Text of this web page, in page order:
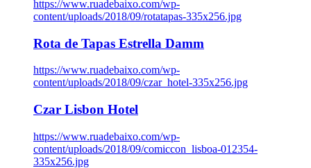
https://www.ruadebaixo.com/wp-
content/uploads/2018/09/rotatapas-335x256.jpg
Rota de Tapas Estrella Damm
https://www.ruadebaixo.com/wp-
content/uploads/2018/09/czar_hotel-335x256.jpg
Czar Lisbon Hotel
https://www.ruadebaixo.com/wp-
content/uploads/2018/09/comiccon_lisboa-012354-
335x256.jpg